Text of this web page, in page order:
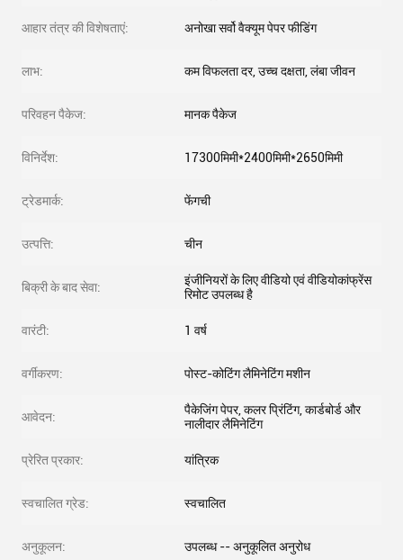
आहार तंत्र की विशेषताएं: अनोखा सर्वो वैक्यूम पेपर फीडिंग
लाभ: कम विफलता दर, उच्च दक्षता, लंबा जीवन
परिवहन पैकेज: मानक पैकेज
विनिर्देश: 17300मिमी*2400मिमी*2650मिमी
ट्रेडमार्क: फेंगची
उत्पत्ति: चीन
बिक्री के बाद सेवा:
इंजीनियरों के लिए वीडियो एवं वीडियोकांफ्रेंस
रिमोट उपलब्ध है
वारंटी: 1 वर्ष
वर्गीकरण: पोस्ट-कोटिंग लैमिनेटिंग मशीन
आवेदन:
पैकेजिंग पेपर, कलर प्रिंटिंग, कार्डबोर्ड और
नालीदार लैमिनेटिंग
प्रेरित प्रकार: यांत्रिक
स्वचालित ग्रेड: स्वचालित
अनुकूलन: उपलब्ध -- अनुकूलित अनुरोध